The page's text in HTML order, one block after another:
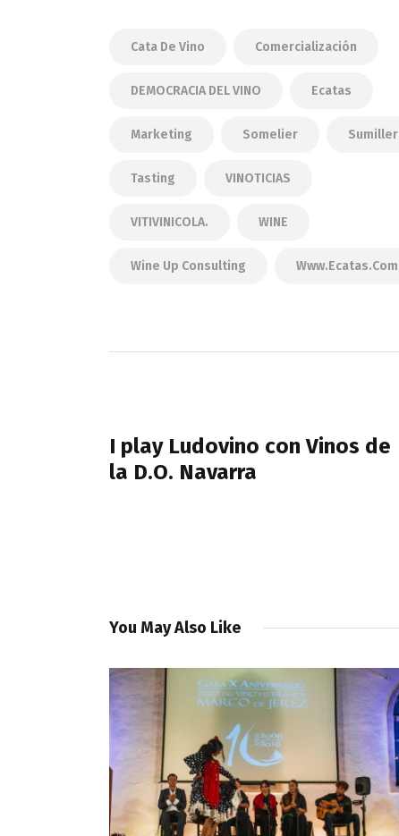
Cata De Vino Comercialización
DEMOCRACIA DEL VINO Ecatas
Marketing Somelier Sumiller
Tasting VINOTICIAS
VITIVINICOLA. WINE
Wine Up Consulting Www.ecatas.com
entradas
I play Ludovino con Vinos de
la D.O. Navarra
You May Also Like